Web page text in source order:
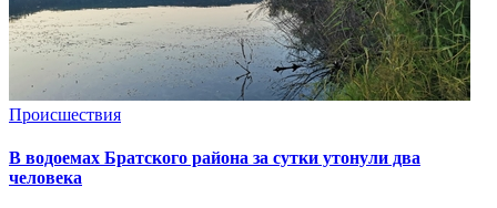
Происшествия
В водоемах Братского района за сутки утонули два
человека